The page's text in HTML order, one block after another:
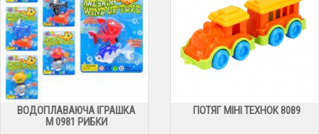
ВОДОПЛАВАЮЧА ІГРАШКА
М 0981 РИБКИ
ПОТЯГ МІНІ ТЕХНОК 8089